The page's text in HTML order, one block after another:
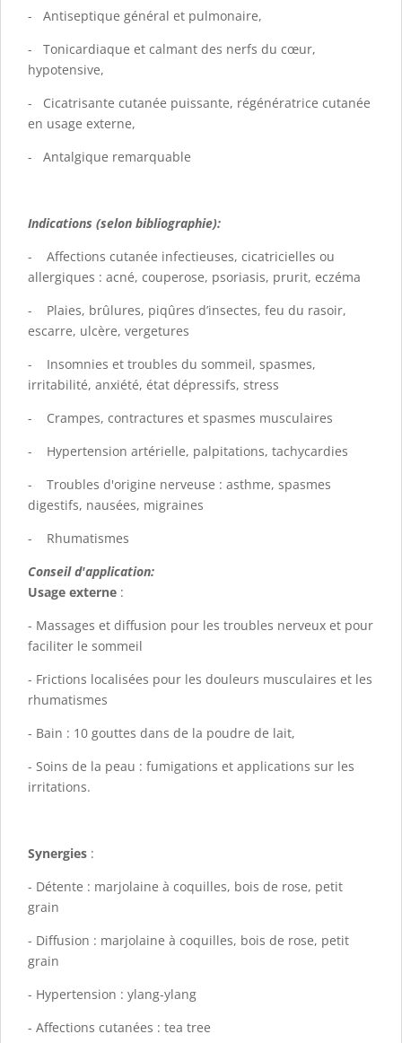
- Antiseptique général et pulmonaire,
- Tonicardiaque et calmant des nerfs du cœur,
hypotensive,
- Cicatrisante cutanée puissante, régénératrice cutanée
en usage externe,
- Antalgique remarquable
Indications (selon bibliographie):
- Affections cutanée infectieuses, cicatricielles ou
allergiques : acné, couperose, psoriasis, prurit, eczéma
- Plaies, brûlures, piqûres d’insectes, feu du rasoir,
escarre, ulcère, vergetures
- Insomnies et troubles du sommeil, spasmes,
irritabilité, anxiété, état dépressifs, stress
- Crampes, contractures et spasmes musculaires
- Hypertension artérielle, palpitations, tachycardies
- Troubles d'origine nerveuse : asthme, spasmes
digestifs, nausées, migraines
- Rhumatismes
Conseil d'application:
Usage externe :
- Massages et diffusion pour les troubles nerveux et pour
faciliter le sommeil
- Frictions localisées pour les douleurs musculaires et les
rhumatismes
- Bain : 10 gouttes dans de la poudre de lait,
- Soins de la peau : fumigations et applications sur les
irritations.
Synergies :
- Détente : marjolaine à coquilles, bois de rose, petit
grain
- Diffusion : marjolaine à coquilles, bois de rose, petit
grain
- Hypertension : ylang-ylang
- Affections cutanées : tea tree